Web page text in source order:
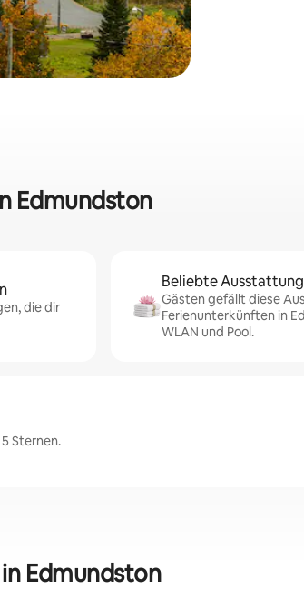
Edmundston
die dir
Beliebte
Gästen gefällt diese
Ferienunterkünften in
WLAN und Pool.
Sternen.
Edmundston